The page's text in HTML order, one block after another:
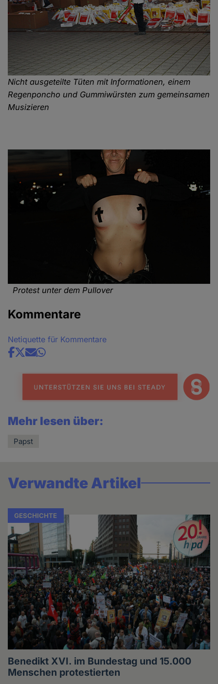
Nicht ausgeteilte Tüten mit Informationen, einem
Regenponcho und Gummiwürsten zum gemeinsamen
Musizieren
Protest unter dem Pullover
Kommentare
Netiquette für Kommentare
Share
news
Mehr lesen über:
Papst
Verwandte Artikel
GESCHICHTE
Benedikt XVI. im Bundestag und 15.000
Menschen protestierten